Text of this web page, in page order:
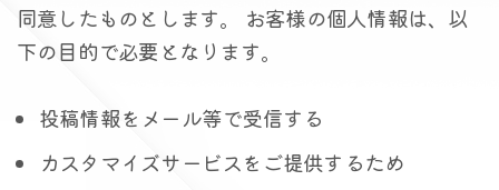
同意したものとします。 お客様の個人情報は、以
下の目的で必要となります。
投稿情報をメール等で受信する
カスタマイズサービスをご提供するため